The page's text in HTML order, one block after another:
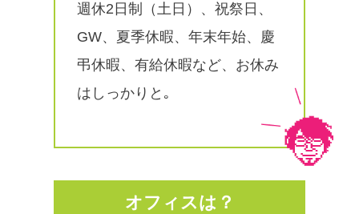
週休2日制（土日）、祝祭日、
GW、夏季休暇、年末年始、慶
弔休暇、有給休暇など、お休み
はしっかりと｡
オフィスは？